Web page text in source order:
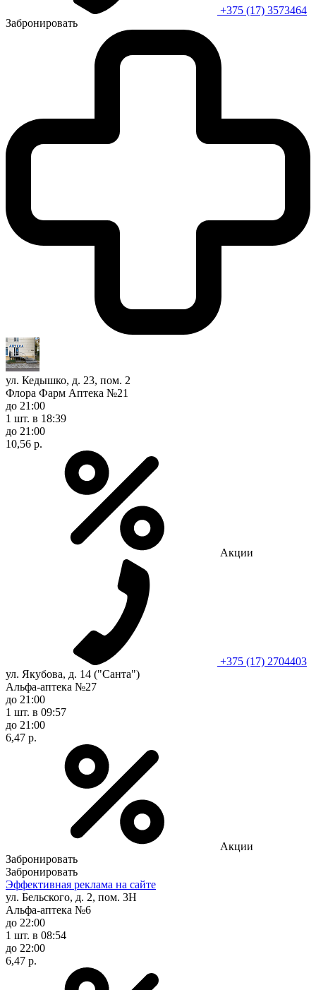
+375 (17) 3573464
Забронировать
ул. Кедышко, д. 23, пом. 2
Флора Фарм Аптека №21
до 21:00
1 шт. в 18:39
до 21:00
10,56 р.
Акции
+375 (17) 2704403
ул. Якубова, д. 14 ("Санта")
Альфа-аптека №27
до 21:00
1 шт. в 09:57
до 21:00
6,47 р.
Акции
Забронировать
Забронировать
Эффективная реклама на сайте
ул. Бельского, д. 2, пом. 3Н
Альфа-аптека №6
до 22:00
1 шт. в 08:54
до 22:00
6,47 р.